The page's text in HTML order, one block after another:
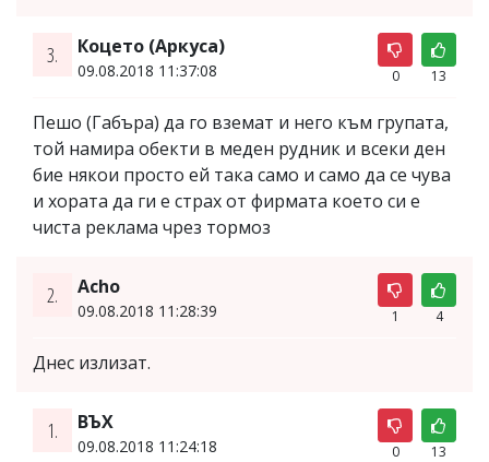
3. Коцето (Аркуса)
09.08.2018 11:37:08 0 13
Пешо (Габъра) да го вземат и него към групата,
той намира обекти в меден рудник и всеки ден
бие някои просто ей така само и само да се чува
и хората да ги е страх от фирмата което си е
чиста реклама чрез тормоз
2. Acho
09.08.2018 11:28:39 1 4
Днес излизат.
1. BЪХ
09.08.2018 11:24:18 0 13